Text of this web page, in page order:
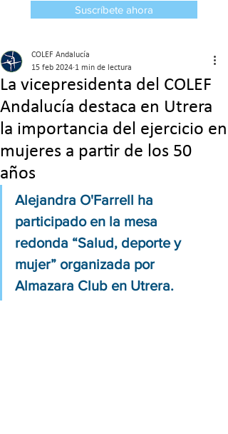
Suscríbete ahora
La vicepresidenta del COLEF
Andalucía destaca en Utrera
la importancia del ejercicio en
mujeres a partir de los 50
años
COLEF Andalucía
15 feb 2024 1 min de lectura
Alejandra O'Farrell ha
participado en la mesa
redonda “Salud, deporte y
mujer” organizada por
Almazara Club en Utrera.